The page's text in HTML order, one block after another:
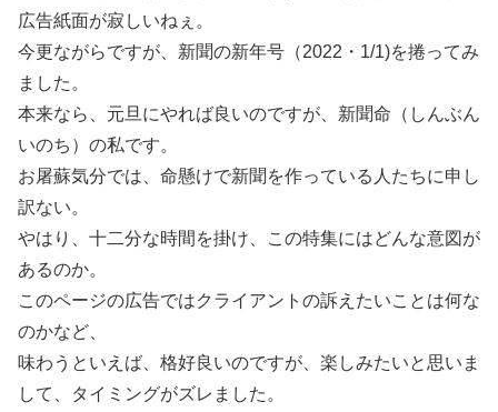
広告紙面が寂しいねぇ。
今更ながらですが、新聞の新年号（2022・1/1)を捲ってみ
ました。
本来なら、元旦にやれば良いのですが、新聞命（しんぶん
いのち）の私です。
お屠蘇気分では、命懸けで新聞を作っている人たちに申し
訳ない。
やはり、十二分な時間を掛け、この特集にはどんな意図が
あるのか。
このページの広告ではクライアントの訴えたいことは何な
のかなど、
味わうといえば、格好良いのですが、楽しみたいと思いま
して、タイミングがズレました。